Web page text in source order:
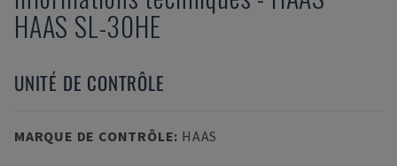
HAAS SL-30HE
UNITÉ DE CONTRÔLE
MARQUE DE CONTRÔLE: HAAS